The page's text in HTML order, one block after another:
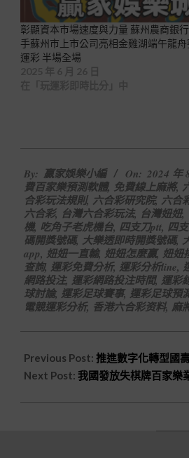
彰顯資本市場速度與力量 蘇州農商銀
手蘇州市上市公司亮相金雞湖端午龍舟
運彩 半場全場
08-
13
By: 贏家娛樂小編 On: 2024 年
費百家樂預測軟體, 免費線上麻將,
合彩玩法規則, 六合彩研究院, 六合
六合彩, 台灣六合彩玩法, 台灣妞妞,
機, 吃角子老虎機台, 四支刀ptt, 四
碼開獎號碼, 大樂透即時開獎號碼,
app, 妞妞一直輸, 妞妞怎麼贏, 妞妞
查詢, 運彩免費分析, 運彩分析line,
網路投注, 運彩網路投注時間, 運彩
球討論, 運彩足球賽事, 運彩足球預
電競運彩分析, 香港六合彩资料, 麻
Previous Post: 推進數字化轉型國
Next Post: 我國發放失棋牌百家樂